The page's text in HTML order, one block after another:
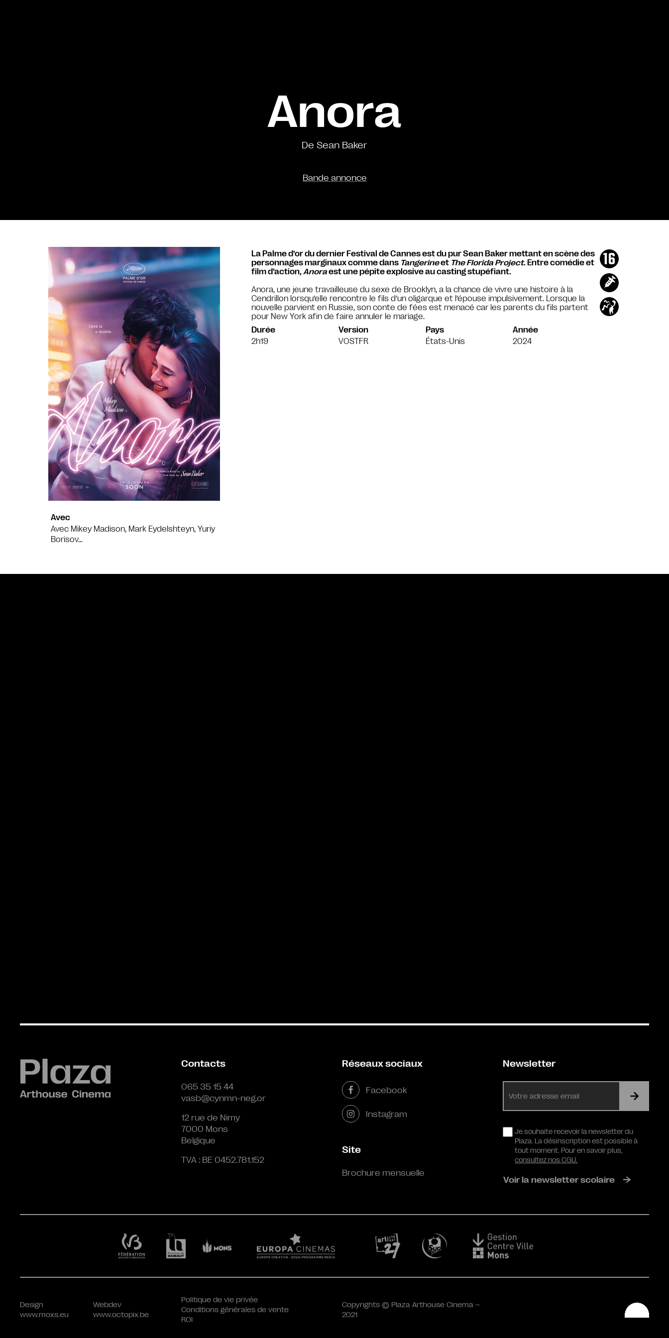
Anora
De Sean Baker
Bande annonce
Avec
Avec Mikey Madison, Mark Eydelshteyn, Yuriy
Borisov…
La Palme d’or du dernier Festival de Cannes est du pur Sean Baker mettant en scène des
personnages marginaux comme dans Tangerineet The Florida Project. Entre comédie et
film d’action,Anoraest une pépite explosive au casting stupéfiant.
Anora, une jeune travailleuse du sexe de Brooklyn, a la chance de vivre une histoire à la
Cendrillon lorsqu’elle rencontre le fils d’un oligarque et l’épouse impulsivement. Lorsque la
nouvelle parvient en Russie, son conte de fées est menacé car les parents du fils partent
pour New York afin de faire annuler le mariage.
Durée
2h19
Version
VOSTFR
Pays
États-Unis
Année
2024
Contacts
065 35 15 44
vasb@cynmn-neg.or
12 rue de Nimy
7000 Mons
Belgique
TVA : BE 0452.781.152
Réseaux sociaux
Facebook
Instagram
Site
Brochure mensuelle
Newsletter
mail
RGPDJe souhaite recevoir la newsletter du
Plaza. La désinscription est possible à
tout moment. Pour en savoir plus,
consultez nos CGU.
Voir la newsletter scolaire
Design
www.moxs.eu
Webdev
www.octopix.be
Politique de vie privée
Conditions générales de vente
ROI
Copyrights © Plaza Arthouse Cinema –
2021